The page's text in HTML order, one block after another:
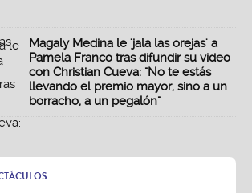
Magaly Medina le 'jala las orejas' a
Pamela Franco tras difundir su video
con Christian Cueva: "No te estás
llevando el premio mayor, sino a un
borracho, a un pegalón"